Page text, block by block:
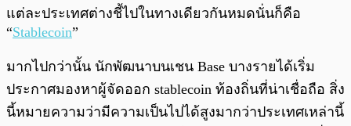
แต่ละประเทศต่างชี้ไปในทางเดียวกันหมดนั่นก็คือ
“Stablecoin”
มากไปกว่านั้น นักพัฒนาบนเชน Base บางรายได้เริ่ม
ประกาศมองหาผู้จัดออก stablecoin ท้องถิ่นที่น่าเชื่อถือ สิ่ง
นี้หมายความว่ามีความเป็นไปได้สูงมากว่าประเทศเหล่านี้